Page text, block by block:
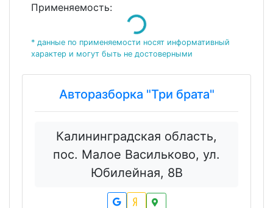
Применяемость:
Loading...
* данные по применяемости носят информативный
характер и могут быть не достоверными
Авторазборка "Три брата"
Калининградская область,
пос. Малое Васильково, ул.
Юбилейная, 8В